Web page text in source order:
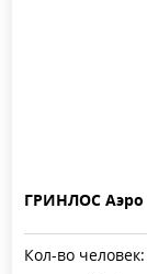
ГРИНЛОС Аэро
Кол-во человек: